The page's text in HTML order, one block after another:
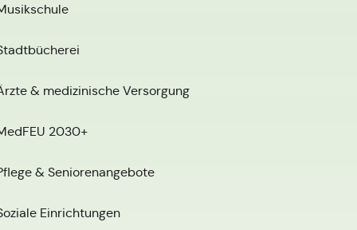
& medizinische Versorgung
2030+
& Seniorenangebote
Einrichtungen